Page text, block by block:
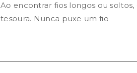
Ao encontrar fios longos ou
tesoura. Nunca puxe um fio